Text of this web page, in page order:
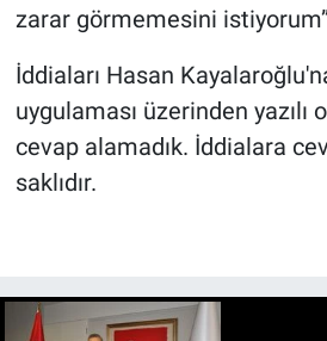
zarar görmemesini
İddiaları Hasan
uygulaması üzerinden
cevap alamadık. İddialara
saklıdır.